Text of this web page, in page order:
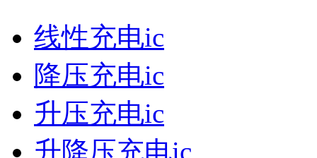
线性充电ic
降压充电ic
升压充电ic
升降压充电ic